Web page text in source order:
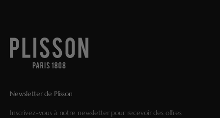
Newsletter de Plisson
Inscrivez-vous à notre newsletter pour recevoir des offres